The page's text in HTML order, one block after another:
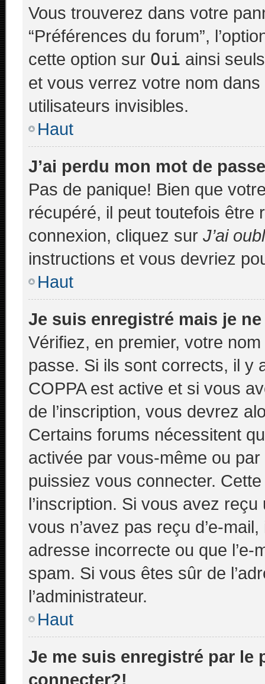
Vous trouverez dans votre
“Préférences du forum”,
cette option sur Oui ainsi
et vous verrez votre nom
utilisateurs invisibles.
Haut
J’ai perdu mon mot de
Pas de panique! Bien que
récupéré, il peut toutefois être
connexion, cliquez sur J’ai
instructions et vous devriez
Haut
Je suis enregistré mais je
Vérifiez, en premier, votre
passe. Si ils sont corrects, il y
COPPA est active et si vous
de l’inscription, vous devrez
Certains forums nécessitent
activée par vous-même ou
puissiez vous connecter.
l’inscription. Si vous avez
vous n’avez pas reçu d’e-
adresse incorrecte ou que
spam. Si vous êtes sûr de
l’administrateur.
Haut
Je me suis enregistré par le
connecter?!